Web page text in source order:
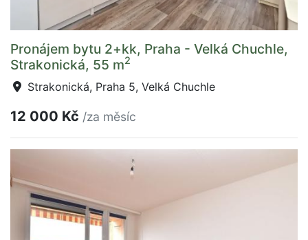
Pronájem bytu 2+kk, Praha - Velká Chuchle,
Strakonická, 55 m2
Strakonická, Praha 5, Velká Chuchle
12 000 Kč /za měsíc